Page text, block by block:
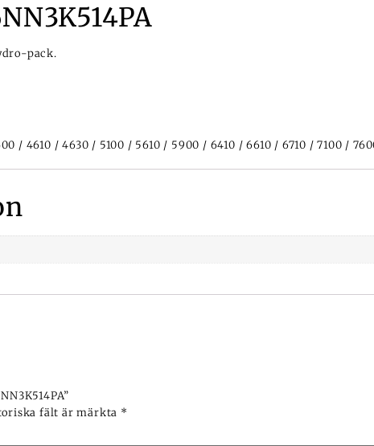
pack.
/ 4610 / 4630 / 5100 / 5610 / 5900 / 6410 / 6610 / 6710 / 7100 /
fält är märkta *